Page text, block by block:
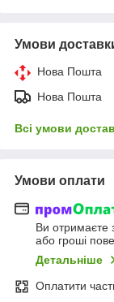
Умови
Нова Пошта
Нова Пошта
Всі умови
Умови оплати
Ви отримаєте
або гроші
Детальніше
Оплатити